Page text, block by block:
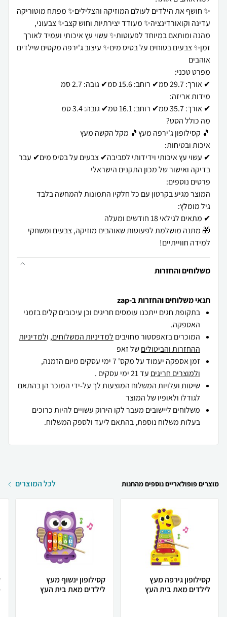
✨ חושף את הילדים לעולם המוזיקה והצלילים✨ מפתח מוטוריקה
עדינה וקואורדינציה✨ מעודד יצירתיות וחוש קצב✨ צבעוני,
מהנה ומותאם במיוחד לפעוטות✨ עשוי עץ איכותי ועמיד לאורך
זמן✨ צבעים בטוחים על בסיס מים✨ עיצוב ג'ירפה מקסים שילדים
✔ עשוי עץ איכותי וידידותי לסביבה✔ צבעים על בסיס מים✔ עבר
🎁 מתנה מושלמת לפעוטות שאוהבים מוזיקה, צבעים ומשחקי
למידה חווייתיים!
משלוחים והחזרות
תנאי משלוחים והחזרות ב-zap
בתקופת חגים ייתכנו עומסים חריגים וכן עיכובים קלים בזמני
האספקה.
המוכרים בזאפסטור מחויבים למדיניות המשלוחים, ולמדיניות
ההחזרות והביטוליםשל זאפ
זמן אספקה יעמוד על מקס' 7 ימי עסקים מיום הזמנה,
ולמוצרים חריגים עד 21 ימי עסקים .
שיטות ועלויות המשלוח המוצעות לך על-ידי המוכר הן בהתאם
לגודלו ולאופיו של המוצר
משלוחים ליישובים מעבר לקו הירוק עשויים להיות כרוכים
בעלות משלוח נוספת, בהתאם ליעד ולספק המשלוח.
מוצרים פופולאריים נוספים מהחנות לכל המוצרים
קסילופון גירפה מעץ
לילדים מאת בית העץ
קסילופון ינשוף מעץ
לילדים מאת בית העץ